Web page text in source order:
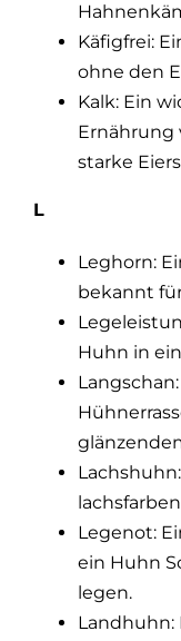
Käfigfrei:
ohne den
Kalk: Ein
Ernährung
starke
L
Leghorn:
bekannt
Huhn in
Legenot:
ein Huhn
legen.
Landhuhn: